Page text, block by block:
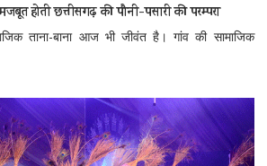
होती छत्तीसगढ़ की पौनी-पसारी की परम्परा
ताना-बाना आज भी जीवंत है। गांव की सामाजिक